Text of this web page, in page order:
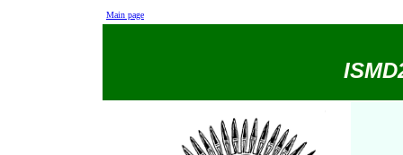
Main page